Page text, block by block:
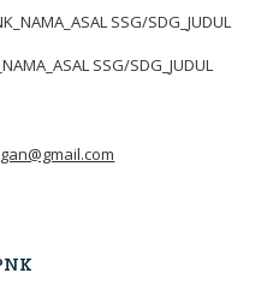
SSG/SDG_JUDUL
SSG/SDG_JUDUL